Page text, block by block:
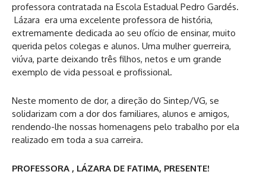
professora contratada na Escola Estadual Pedro Gardés.
Lázara era uma excelente professora de história,
extremamente dedicada ao seu ofício de ensinar, muito
querida pelos colegas e alunos. Uma mulher guerreira,
viúva, parte deixando três filhos, netos e um grande
exemplo de vida pessoal e profissional.
Neste momento de dor, a direção do Sintep/VG, se
solidarizam com a dor dos familiares, alunos e amigos,
rendendo-lhe nossas homenagens pelo trabalho por ela
realizado em toda a sua carreira.
PROFESSORA , LÁZARA DE FATIMA, PRESENTE!